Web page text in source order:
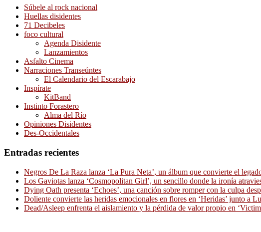
Súbele al rock nacional
Huellas disidentes
71 Decibeles
foco cultural
Agenda Disidente
Lanzamientos
Asfalto Cinema
Narraciones Transeúntes
El Calendario del Escarabajo
Inspírate
KitBand
Instinto Forastero
Alma del Río
Opiniones Disidentes
Des-Occidentales
Entradas recientes
Negros De La Raza lanza ‘La Pura Neta’, un álbum que convierte el
Los Gaviotas lanza ‘Cosmopolitan Girl’, un sencillo donde la ironía
Dying Oath presenta ‘Echoes’, una canción sobre romper con la culpa
Doliente convierte las heridas emocionales en flores en ‘Heridas’ junto a
Dead/Asleep enfrenta el aislamiento y la pérdida de valor propio en